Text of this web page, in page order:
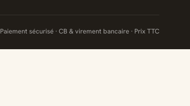
Paiement sécurisé · CB & virement bancaire · Prix TTC